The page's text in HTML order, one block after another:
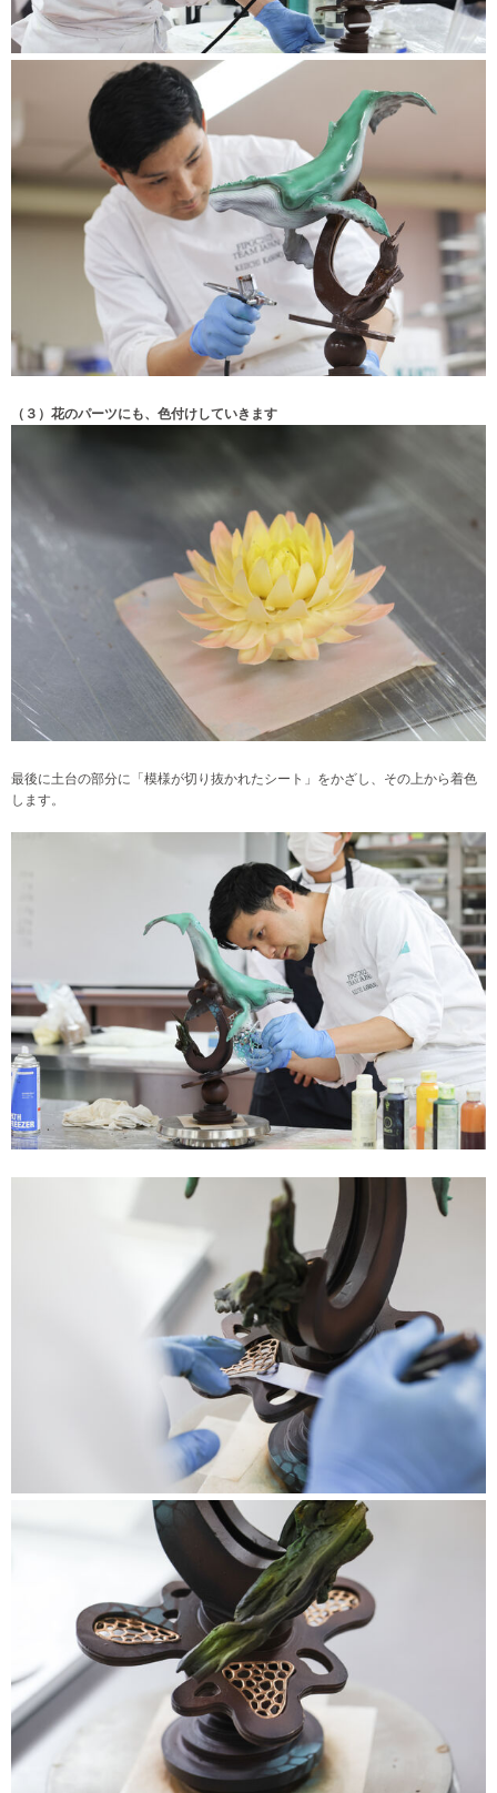
（３）花のパーツにも、色付けしていきます
最後に土台の部分に「模様が切り抜かれたシート」をかざし、その上から着色
します。